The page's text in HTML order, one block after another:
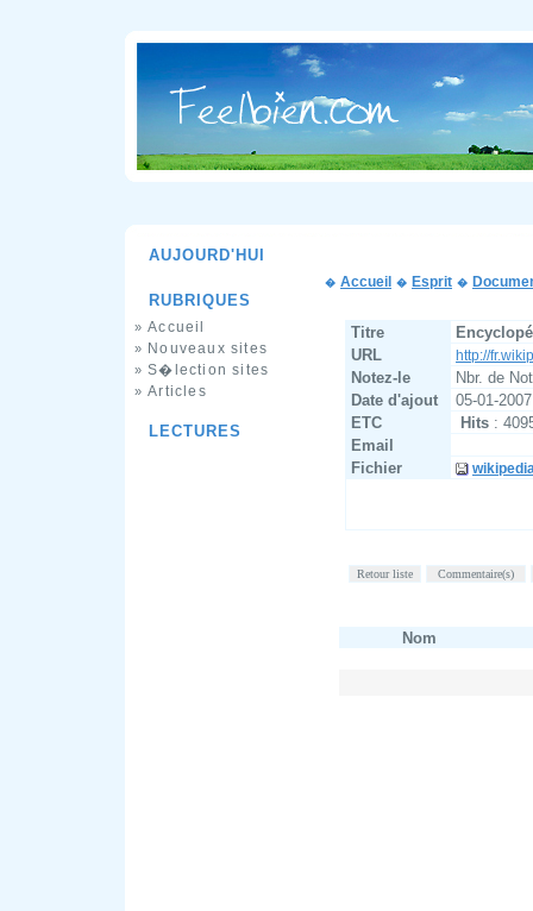
AUJOURD'HUI
RUBRIQUES
» Accueil
» Nouveaux sites
» S�lection sites
» Articles
LECTURES
� Accueil � Esprit �
Titre
URL
http://
Notez-le
Nbr. de
Date d'ajout
05-01-2007
ETC
Hits :
Email
Fichier
Nom